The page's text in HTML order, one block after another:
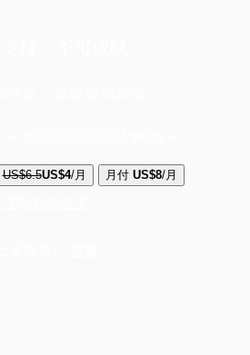
US$6.5US$4/月 月付 US$8/月